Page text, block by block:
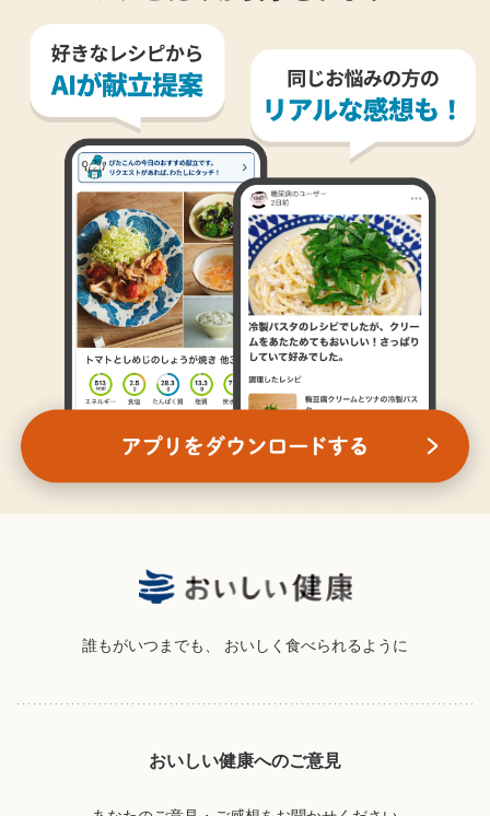
誰もがいつまでも、 おいしく食べられるように
おいしい健康へのご意見